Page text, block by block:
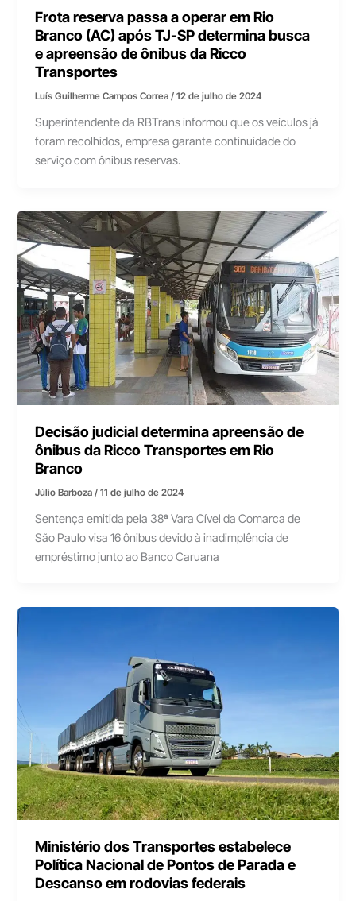
Frota reserva passa a operar em Rio
Branco (AC) após TJ-SP determina busca
e apreensão de ônibus da Ricco
Transportes
Luís Guilherme Campos Correa/12 de julho de 2024
Superintendente da RBTrans informou que os veículos já
foram recolhidos, empresa garante continuidade do
serviço com ônibus reservas.
Decisão judicial determina apreensão de
ônibus da Ricco Transportes em Rio
Branco
Júlio Barboza/11 de julho de 2024
Sentença emitida pela 38ª Vara Cível da Comarca de
São Paulo visa 16 ônibus devido à inadimplência de
empréstimo junto ao Banco Caruana
Ministério dos Transportes estabelece
Política Nacional de Pontos de Parada e
Descanso em rodovias federais